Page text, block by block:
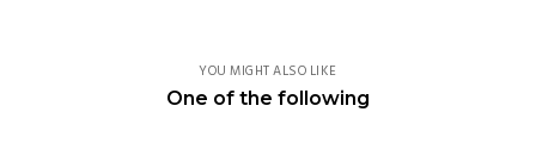
YOU MIGHT ALSO LIKE
One of the following